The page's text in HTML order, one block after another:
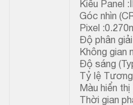
Kiểu Panel
Góc nhìn
Pixel
Độ phân
Không gian
Độ sáng
Tỷ lệ
Màu hiển thị
Thời gian